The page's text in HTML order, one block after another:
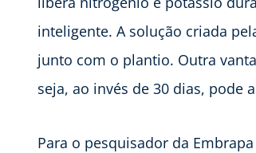
inteligente. A solução criada
junto com o plantio. Outra
seja, ao invés de 30 dias, pode
Para o pesquisador da